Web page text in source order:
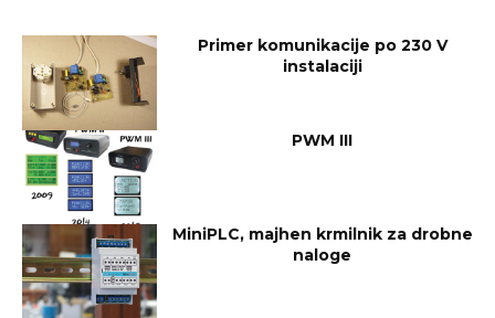
Primer komunikacije po 230 V
instalaciji
PWM III
MiniPLC, majhen krmilnik za drobne
naloge